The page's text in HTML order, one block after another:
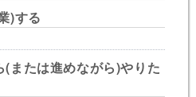
)する
(または進めながら)やりた